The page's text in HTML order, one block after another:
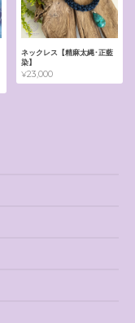
ネックレス【精麻太縄･正藍
染】
¥23,000